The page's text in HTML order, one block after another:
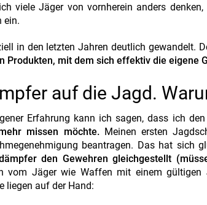
viele Jäger von vornherein anders
ein.
in den letzten Jahren deutlich gewandelt.
Produkten, mit dem sich effektiv die eigene
auf die Jagd.
Erfahrung kann ich sagen, dass ich den
missen möchte.Meinen ersten
beantragen. Das hat sich
den Gewehren gleichgestellt
vom Jäger wie Waffen mit einem gültigen
liegen auf der Hand: